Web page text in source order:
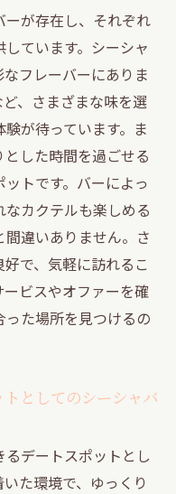
が存在し、それぞれ
ています。シーシャ
フレーバーにありま
、さまざまな味を選
が待っています。ま
した時間を過ごせる
トです。バーによっ
カクテルも楽しめる
違いありません。さ
で、気軽に訪れるこ
ビスやオファーを確
た場所を見つけるの
としてのシーシャバ
デートスポットとし
た環境で、ゆっくり